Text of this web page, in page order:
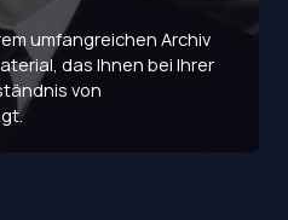
umfangreichen Archiv
das Ihnen bei Ihrer
von